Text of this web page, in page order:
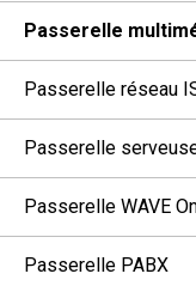
Passerelle
Passerelle réseau
Passerelle
Passerelle WAVE
Passerelle PABX